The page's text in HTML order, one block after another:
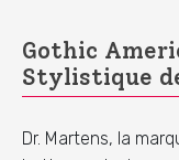
Gothic
Stylistique
Dr. Martens, la